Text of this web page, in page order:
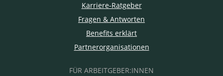
Karriere-Ratgeber
Fragen & Antworten
Benefits erklärt
Partnerorganisationen
FÜR ARBEITGEBER:INNEN